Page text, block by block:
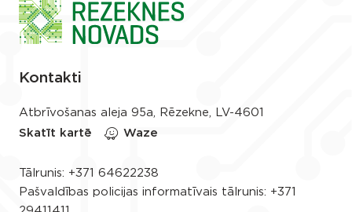
Kontakti
Atbrīvošanas aleja 95a, Rēzekne, LV-4601
Skatīt kartē
Waze
Tālrunis: +371 64622238
Pašvaldības policijas informatīvais tālrunis: +371